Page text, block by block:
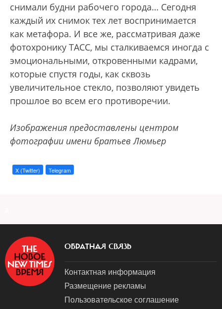
снимали будни рабочего города… Сегодня
каждый их снимок тех лет воспринимается
как метафора. И все же, рассматривая даже
фотохронику ТАСС, мы сталкиваемся иногда с
эмоциональными, откровенными кадрами,
которые спустя годы, как сквозь
увеличительное стекло, позволяют увидеть
прошлое во всем его противоречии.
Изображения предоставлены центром
фотографии имени братьев Люмьер
X (Twitter) Telegram
ОБРАТНАЯ СВЯЗЬ
Контактная информация
Размещение рекламы
Пользовательское соглашение